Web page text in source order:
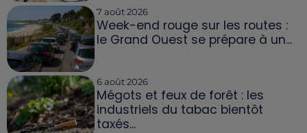
7 août 2026
Week-end rouge sur les routes :
le Grand Ouest se prépare à un...
6 août 2026
Mégots et feux de forêt : les
industriels du tabac bientôt
taxés...